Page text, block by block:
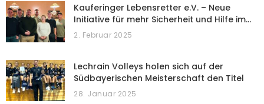
Kauferinger Lebensretter e.V. – Neue
Initiative für mehr Sicherheit und Hilfe im…
2. Februar 2025
Lechrain Volleys holen sich auf der
Südbayerischen Meisterschaft den Titel
28. Januar 2025